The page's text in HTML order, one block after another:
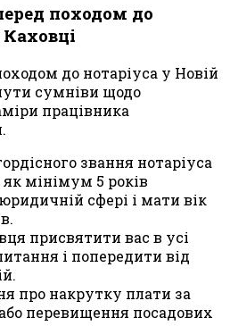
походом до
до нотаріуса у Новій
сумніви щодо
працівника
звання нотаріуса
мінімум 5 років
сфері і мати вік
присвятити вас в усі
і попередити від
про накрутку плати за
перевищення посадових